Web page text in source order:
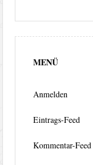
MENÜ
Anmelden
Eintrags-Feed
Kommentar-Feed